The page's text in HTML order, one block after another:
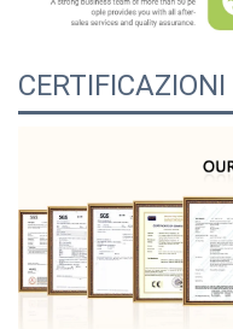
CERTIFICAZIONI